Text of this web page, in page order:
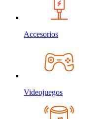
Accesorios
Videojuegos